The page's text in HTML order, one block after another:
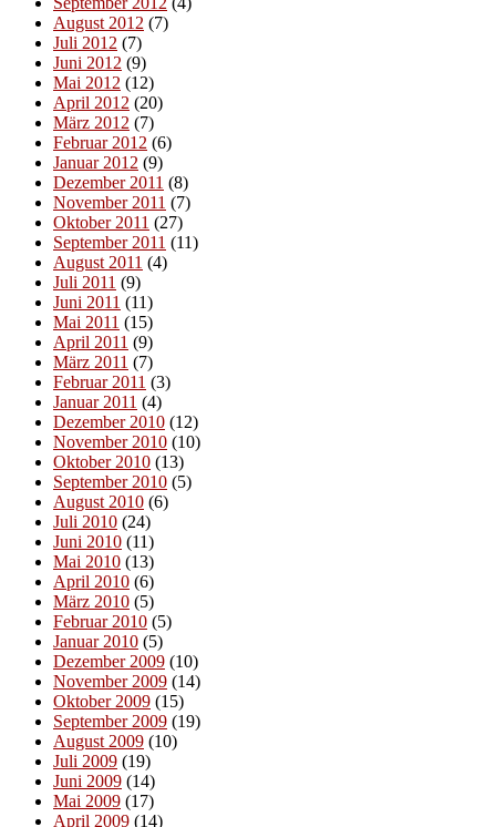
August 2012 (7)
Juli 2012 (7)
Juni 2012 (9)
Mai 2012 (12)
April 2012 (20)
März 2012 (7)
Februar 2012 (6)
Januar 2012 (9)
Dezember 2011 (8)
November 2011 (7)
Oktober 2011 (27)
September 2011 (11)
August 2011 (4)
Juli 2011 (9)
Juni 2011 (11)
Mai 2011 (15)
April 2011 (9)
März 2011 (7)
Februar 2011 (3)
Januar 2011 (4)
Dezember 2010 (12)
November 2010 (10)
Oktober 2010 (13)
September 2010 (5)
August 2010 (6)
Juli 2010 (24)
Juni 2010 (11)
Mai 2010 (13)
April 2010 (6)
März 2010 (5)
Februar 2010 (5)
Januar 2010 (5)
Dezember 2009 (10)
November 2009 (14)
Oktober 2009 (15)
September 2009 (19)
August 2009 (10)
Juli 2009 (19)
Juni 2009 (14)
Mai 2009 (17)
April 2009 (14)